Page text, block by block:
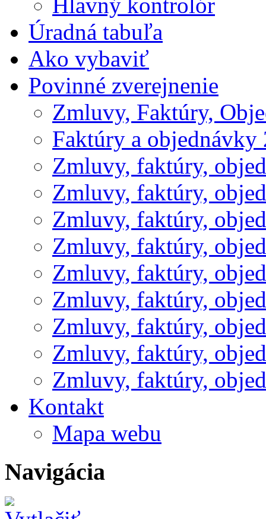
Úradná tabuľa
Ako vybaviť
Povinné zverejnenie
Zmluvy, Faktúry,
Faktúry a objednávky
Zmluvy, faktúry,
Zmluvy, faktúry,
Zmluvy, faktúry,
Zmluvy, faktúry,
Zmluvy, faktúry,
Zmluvy, faktúry,
Zmluvy, faktúry,
Zmluvy, faktúry,
Zmluvy, faktúry,
Kontakt
Mapa webu
Navigácia